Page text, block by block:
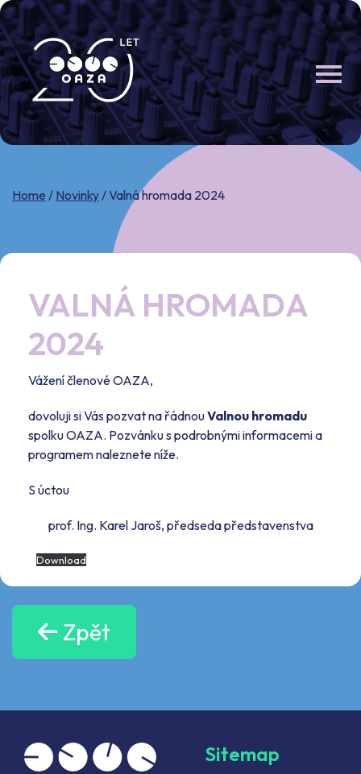
Skip
to
content
Home / Novinky/Valná hromada 2024
VALNÁ HROMADA
2024
Vážení členové OAZA,
dovoluji si Vás pozvat na řádnouValnou hromadu
spolku OAZA. Pozvánku s podrobnými informacemi a
programem naleznete níže.
S úctou
prof. Ing. Karel Jaroš, předseda představenstva
Download
Zpět
Sitemap